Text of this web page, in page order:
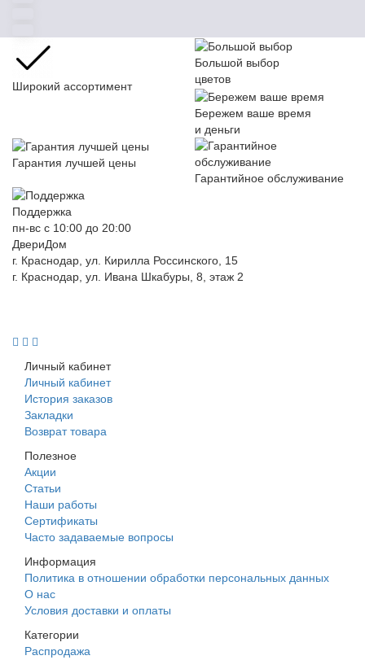
Широкий ассортимент
Большой выбор
цветов
Бережем ваше время
и деньги
Гарантия лучшей цены
Гарантийное обслуживание
Поддержка
пн-вс с 10:00 до 20:00
ДвериДом
г. Краснодар, ул. Кирилла Россинского, 15
г. Краснодар, ул. Ивана Шкабуры, 8, этаж 2
Личный кабинет
Личный кабинет
История заказов
Закладки
Возврат товара
Полезное
Акции
Статьи
Наши работы
Сертификаты
Часто задаваемые вопросы
Информация
Политика в отношении обработки персональных данных
О нас
Условия доставки и оплаты
Категории
Распродажа